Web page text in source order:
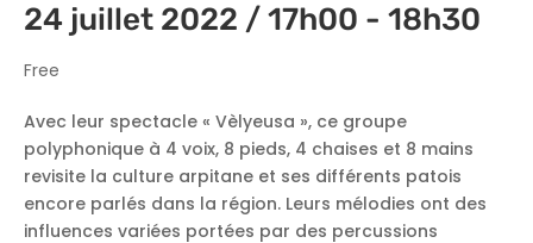
24 juillet 2022 / 17h00 - 18h30
Free
Avec leur spectacle « Vèlyeusa », ce groupe
polyphonique à 4 voix, 8 pieds, 4 chaises et 8 mains
revisite la culture arpitane et ses différents patois
encore parlés dans la région. Leurs mélodies ont des
influences variées portées par des percussions